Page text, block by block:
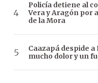
Policía detiene al
Vera y Aragón por
de la Mora
Caazapá despide
mucho dolor y un